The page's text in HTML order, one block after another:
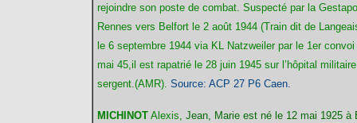
rejoindre son poste de combat. Suspecté par la
Rennes vers Belfort le 2 août 1944 (Train dit de
le 6 septembre 1944 via KL Natzweiler par le 1er
mai 45,il est rapatrié le 28 juin 1945 sur l’hôpital
sergent.(AMR). Source: ACP 27 P6 Caen.
MICHINOT Alexis, Jean, Marie est né le 12 mai 1925